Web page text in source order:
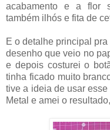
acabamento e a flor
também ilhós e fita de
E o detalhe principal
desenho que veio no
e depois costurei o
tinha ficado muito
tive a ideia de usar
Metal e amei o